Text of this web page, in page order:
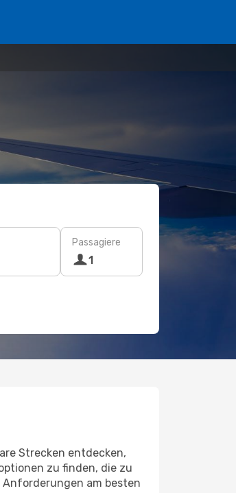
Passagiere
1
Strecken entdecken,
zu finden, die zu
Anforderungen am besten